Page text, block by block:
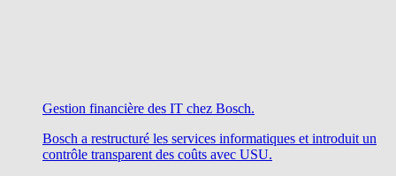
Gestion financière des IT chez Bosch.
Bosch a restructuré les services informatiques et introduit un
contrôle transparent des coûts avec USU.